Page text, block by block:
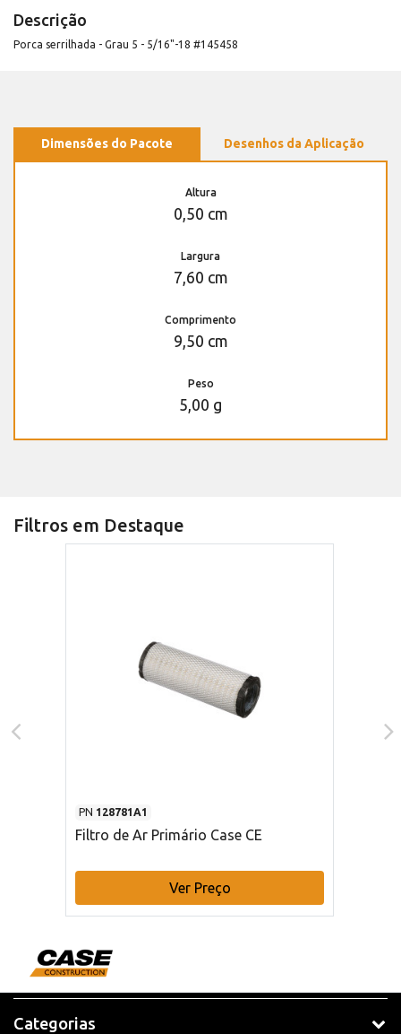
Descrição
Porca serrilhada - Grau 5 - 5/16"-18 #145458
Dimensões do Pacote Desenhos da Aplicação
Altura
0,50 cm
Largura
7,60 cm
Comprimento
9,50 cm
Peso
5,00 g
Filtros em Destaque
PN 128781A1
Filtro de Ar Primário Case CE
Ver Preço
Categorias